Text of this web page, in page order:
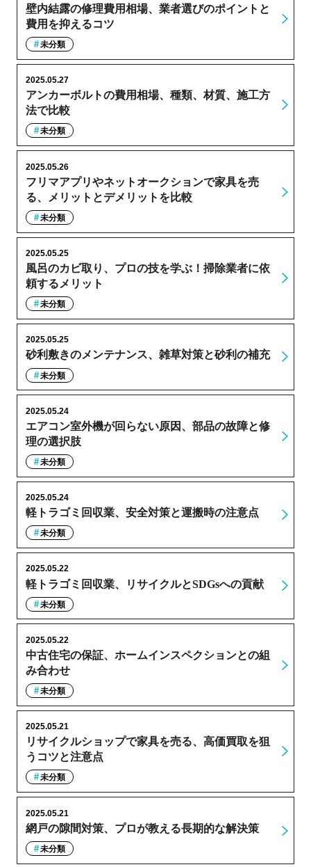
壁内結露の修理費用相場、業者選びのポイントと
費用を抑えるコツ
未分類
アンカーボルトの費用相場、種類、材質、施工方
法で比較
2025.05.27
未分類
フリマアプリやネットオークションで家具を売
る、メリットとデメリットを比較
2025.05.26
未分類
風呂のカビ取り、プロの技を学ぶ！掃除業者に依
頼するメリット
2025.05.25
未分類
砂利敷きのメンテナンス、雑草対策と砂利の補充
2025.05.25
未分類
エアコン室外機が回らない原因、部品の故障と修
理の選択肢
2025.05.24
未分類
軽トラゴミ回収業、安全対策と運搬時の注意点
2025.05.24
未分類
軽トラゴミ回収業、リサイクルとSDGsへの貢献
2025.05.22
未分類
中古住宅の保証、ホームインスペクションとの組
み合わせ
2025.05.22
未分類
リサイクルショップで家具を売る、高価買取を狙
うコツと注意点
2025.05.21
未分類
網戸の隙間対策、プロが教える長期的な解決策
2025.05.21
未分類